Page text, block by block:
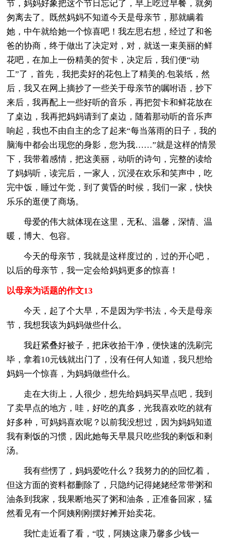
节，妈妈好象把这个节日忘记了，早上吃过早餐，就匆
匆离去了。既然妈妈不知道今天是母亲节，那就瞒着
她，中午就给她一个惊喜吧！我左思右想，经过了和爸
爸的协商，终于做出了决定对，对，就送一束美丽的鲜
花吧，在加上一份精美的贺卡，决定后，我们便“动
工”了，首先，我把卖好的花包上了精美的.包装纸，然
后，我又在网上摘抄了一些关于母亲节的嘱咐语，抄下
来后，我再配上一些好听的音乐，再把贺卡和鲜花放在
了桌边，我再把妈妈请到了桌边，随着那动听的音乐声
响起，我也不由自主的念了起来“每当落雨的日子，我的
脑海中都会出现您的身影，您为我……”就是这样的情景
下，我带着感情，把这美丽，动听的诗句，完整的读给
了妈妈听，读完后，一家人，沉浸在欢乐和笑声中，吃
完中饭，睡过午觉，到了黄昏的时候，我们一家，快快
乐乐的逛便了商场。
母爱的伟大就体现在这里，无私、温馨，深情、温
暖，博大、包容。
今天的母亲节，我就是这样度过的，过的开心吧，
以后的母亲节，我一定会给妈妈更多的惊喜！
以母亲为话题的作文13
今天，起了个大早，不是因为学书法，今天是母亲
节，我想我该为妈妈做些什么。
我赶紧叠好被子，把床收拾干净，便快速的洗刷完
毕，拿着10元钱就出门了，没有任何人知道，我只想给
妈妈一个惊喜，为妈妈做些什么。
走在大街上，人很少，想先给妈妈买早点吧，我到
了卖早点的地方，哇，好吃的真多，光我喜欢吃的就有
好多种，可妈妈喜欢呢？以前我没想过，因为妈妈知道
我有剩饭的习惯，因此她每天早晨只吃些我的剩饭和剩
汤。
我有些愣了，妈妈爱吃什么？我努力的的回忆着，
但这方面的资料都删除了，只隐约记得姥姥经常带粥和
油条到我家，我果断地买了粥和油条，正准备回家，猛
然看见有一个阿姨刚刚摆好摊开始卖花。
我忙走近看了看，“哎，阿姨这康乃馨多少钱一